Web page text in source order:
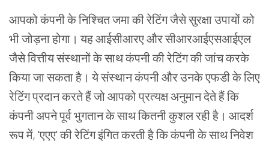
आपको कंपनी के निश्चित जमा की रेटिंग जैसे सुरक्षा उपायों को
भी जोड़ना होगा। यह आईसीआरए और सीआरआईएसआईएल
जैसे वित्तीय संस्थानों के साथ कंपनी की रेटिंग की जांच करके
किया जा सकता है। ये संस्थान कंपनी और उनके एफडी के लिए
रेटिंग प्रदान करते हैं जो आपको प्रत्यक्ष अनुमान देते हैं कि
कंपनी अपने पूर्व भुगतान के साथ कितनी कुशल रही है। आदर्श
रूप में, 'एएए' की रेटिंग इंगित करती है कि कंपनी के साथ निवेश